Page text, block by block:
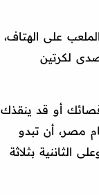
أرجنتيني في الملعب على الهتاف،
لكرتين
أو قد ينقذك
مصر، أن تبدو
الثاننية بثلاثة